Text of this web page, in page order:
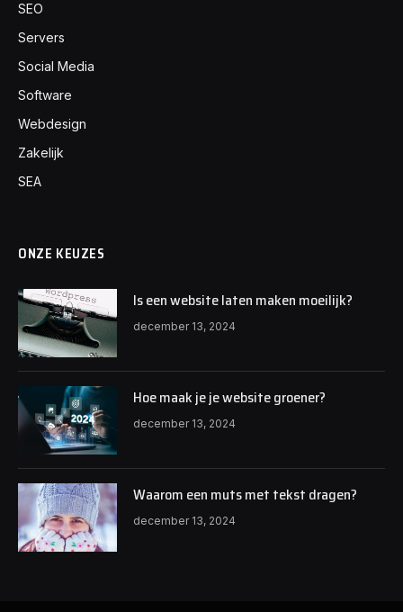
SEO
Servers
Social Media
Software
Webdesign
Zakelijk
SEA
ONZE KEUZES
Is een website laten maken moeilijk?
december 13, 2024
Hoe maak je je website groener?
december 13, 2024
Waarom een muts met tekst dragen?
december 13, 2024